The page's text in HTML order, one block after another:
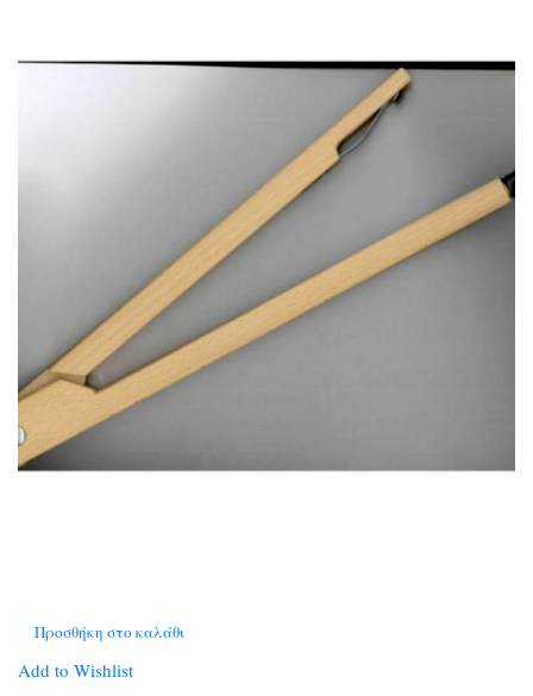
Προσθήκη στο καλάθι
Add to Wishlist